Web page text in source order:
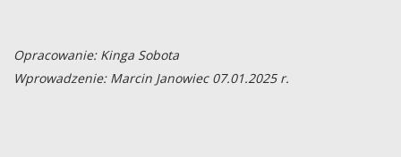
Opracowanie: Kinga Sobota
Wprowadzenie: Marcin Janowiec 07.01.2025 r.